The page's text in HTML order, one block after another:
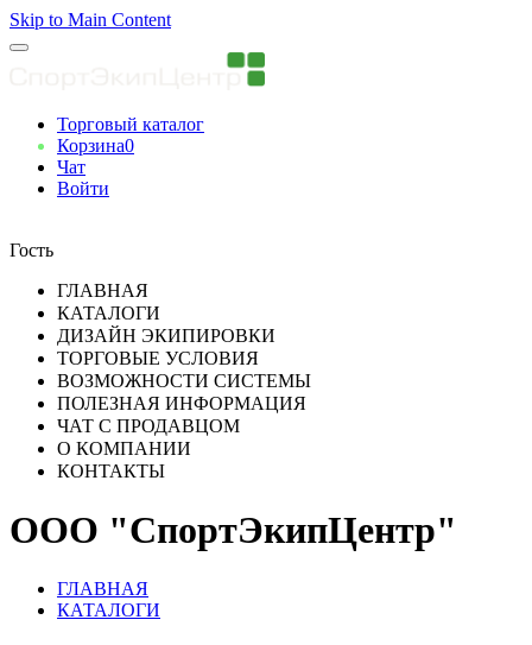
Skip to Main Content
Торговый каталог
Корзина0
Чат
Войти
Гость
ГЛАВНАЯ
КАТАЛОГИ
ДИЗАЙН ЭКИПИРОВКИ
ТОРГОВЫЕ УСЛОВИЯ
ВОЗМОЖНОСТИ СИСТЕМЫ
ПОЛЕЗНАЯ ИНФОРМАЦИЯ
ЧАТ С ПРОДАВЦОМ
О КОМПАНИИ
КОНТАКТЫ
ООО "СпортЭкипЦентр"
ГЛАВНАЯ
КАТАЛОГИ